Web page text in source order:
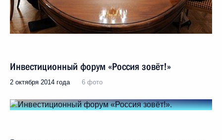
Инвестиционный форум «Россия зовёт!»
2 октября 2014 года 6 фото